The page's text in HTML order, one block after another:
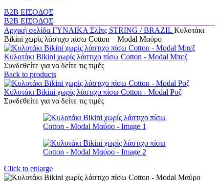
B2B ΕΙΣΟΔΟΣ
B2B ΕΙΣΟΔΟΣ
Αρχική σελίδα ΓΥΝΑΙΚΑ Σλίπς STRING / BRAZIL Κυλοτάκι
Bikini χωρίς λάστιχο πίσω Cotton – Modal Μαύρο
Κυλοτάκι Bikini χωρίς λάστιχο πίσω Cotton - Modal Μπεζ
Συνδεθείτε για να δείτε τις τιμές
Back to products
Κυλοτάκι Bikini χωρίς λάστιχο πίσω Cotton - Modal Ροζ
Συνδεθείτε για να δείτε τις τιμές
Click to enlarge